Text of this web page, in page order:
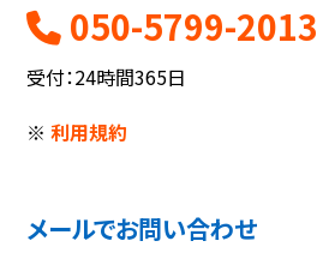
050-5799-2013
受付：24時間365日
※利用規約
メールでお問い合わせ